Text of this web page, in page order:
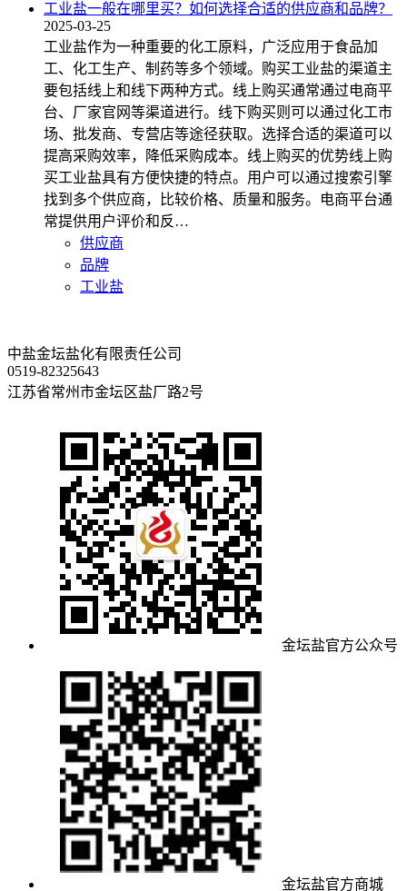
工业盐一般在哪里买？如何选择合适的供应商和品牌？
2025-03-25
工业盐作为一种重要的化工原料，广泛应用于食品加
工、化工生产、制药等多个领域。购买工业盐的渠道主
要包括线上和线下两种方式。线上购买通常通过电商平
台、厂家官网等渠道进行。线下购买则可以通过化工市
场、批发商、专营店等途径获取。选择合适的渠道可以
提高采购效率，降低采购成本。线上购买的优势线上购
买工业盐具有方便快捷的特点。用户可以通过搜索引擎
找到多个供应商，比较价格、质量和服务。电商平台通
常提供用户评价和反…
供应商
品牌
工业盐
中盐金坛盐化有限责任公司
0519-82325643
江苏省常州市金坛区盐厂路2号
金坛盐官方公众号
金坛盐官方商城